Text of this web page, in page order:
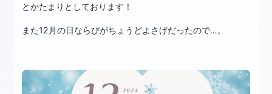
とかたまりとしております！
また12月の日ならびがちょうどよさげだったので…。